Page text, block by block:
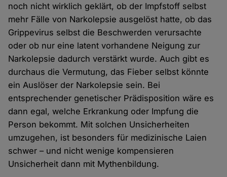
noch nicht wirklich geklärt, ob der Impfstoff selbst
mehr Fälle von Narkolepsie ausgelöst hatte, ob das
Grippevirus selbst die Beschwerden verursachte
oder ob nur eine latent vorhandene Neigung zur
Narkolepsie dadurch verstärkt wurde. Auch gibt es
durchaus die Vermutung, das Fieber selbst könnte
ein Auslöser der Narkolepsie sein. Bei
entsprechender genetischer Prädisposition wäre es
dann egal, welche Erkrankung oder Impfung die
Person bekommt. Mit solchen Unsicherheiten
umzugehen, ist besonders für medizinische Laien
schwer – und nicht wenige kompensieren
Unsicherheit dann mit Mythenbildung.